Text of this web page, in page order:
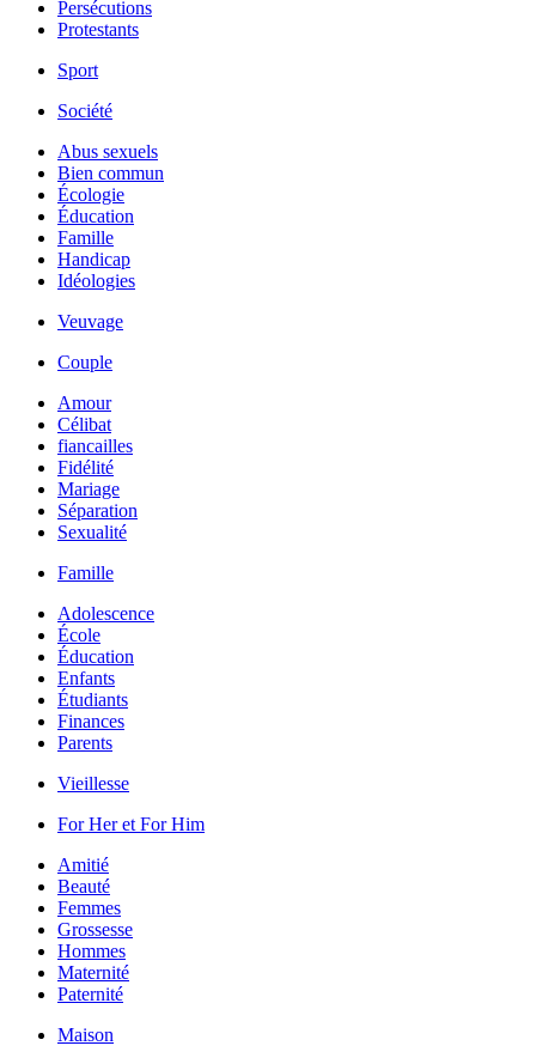
Persécutions
Protestants
Sport
Société
Abus sexuels
Bien commun
Écologie
Éducation
Famille
Handicap
Idéologies
Veuvage
Couple
Amour
Célibat
fiancailles
Fidélité
Mariage
Séparation
Sexualité
Famille
Adolescence
École
Éducation
Enfants
Étudiants
Finances
Parents
Vieillesse
For Her et For Him
Amitié
Beauté
Femmes
Grossesse
Hommes
Maternité
Paternité
Maison